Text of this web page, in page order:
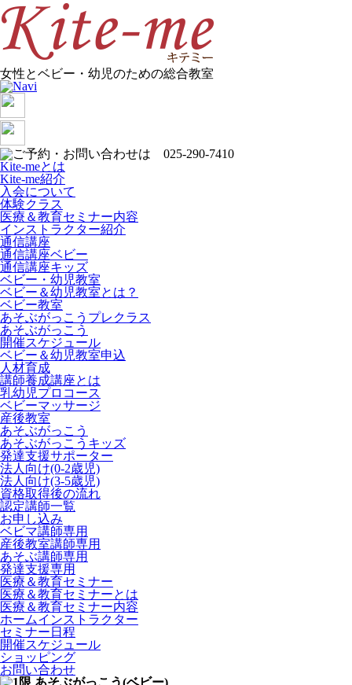
女性とベビー・幼児のための総合教室
Kite-meとは
Kite-me紹介
入会について
体験クラス
医療＆教育セミナー内容
インストラクター紹介
通信講座
通信講座ベビー
通信講座キッズ
ベビー・幼児教室
ベビー＆幼児教室とは？
ベビー教室
あそぶがっこうプレクラス
あそぶがっこう
開催スケジュール
ベビー＆幼児教室申込
人材育成
講師養成講座とは
乳幼児プロコース
ベビーマッサージ
産後教室
あそぶがっこう
あそぶがっこうキッズ
発達支援サポーター
法人向け(0-2歳児)
法人向け(3-5歳児)
資格取得後の流れ
認定講師一覧
お申し込み
ベビマ講師専用
産後教室講師専用
あそぶ講師専用
発達支援専用
医療＆教育セミナー
医療＆教育セミナーとは
医療＆教育セミナー内容
ホームインストラクター
セミナー日程
開催スケジュール
ショッピング
お問い合わせ